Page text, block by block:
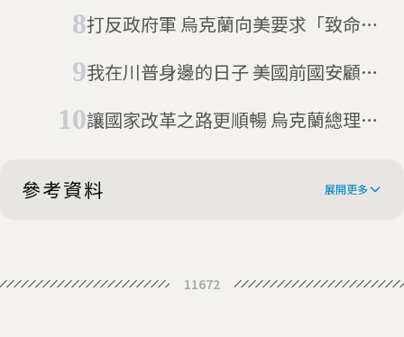
打反政府軍 烏克蘭向美要求「致命」
我在川普身邊的日子 美國前國安顧問
讓國家改革之路更順暢 烏克蘭總理請
參考資料 展開更多
Democrats over impeachment
11672